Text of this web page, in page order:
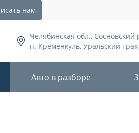
нам
Челябинская обл., Сосновский
п. Кременкуль, Уральский
Авто в разборе